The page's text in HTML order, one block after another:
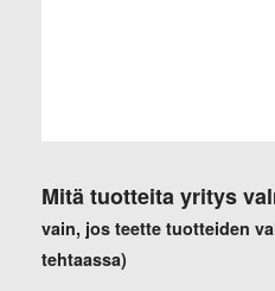
Mitä tuotteita yritys
vain, jos teette tuotteiden
tehtaassa)